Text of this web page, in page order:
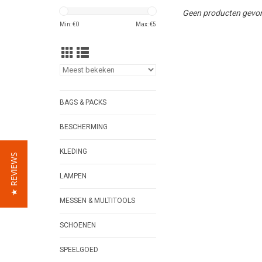
Min: €0 Max: €5
BAGS & PACKS
BESCHERMING
KLEDING
LAMPEN
MESSEN & MULTITOOLS
SCHOENEN
SPEELGOED
Geen producten
★ REVIEWS